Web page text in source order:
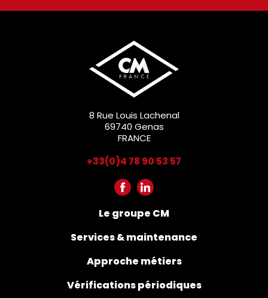
8 Rue Louis Lachenal
69740 Genas
FRANCE
+33(0)4 78 90 53 57
Le groupe CM
Services & maintenance
Approche métiers
Vérifications périodiques